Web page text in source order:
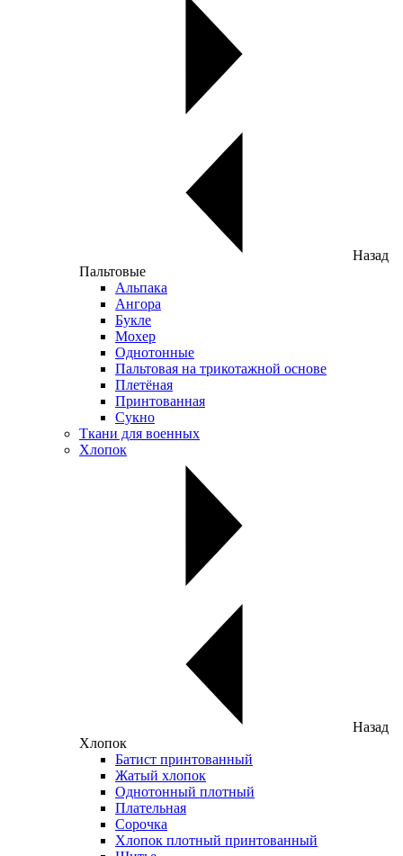
Назад
Пальтовые
Альпака
Ангора
Букле
Мохер
Однотонные
Пальтовая на трикотажной основе
Плетёная
Принтованная
Сукно
Ткани для военных
Хлопок
Назад
Хлопок
Батист принтованный
Жатый хлопок
Однотонный плотный
Плательная
Сорочка
Хлопок плотный принтованный